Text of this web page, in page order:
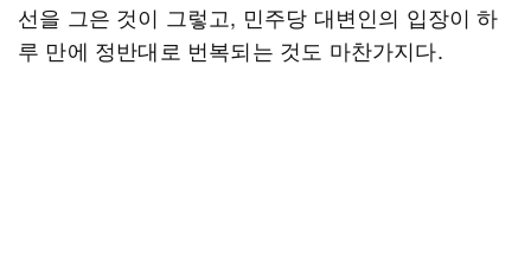
선을 그은 것이 그렇고, 민주당 대변인의 입장이 하
루 만에 정반대로 번복되는 것도 마찬가지다.